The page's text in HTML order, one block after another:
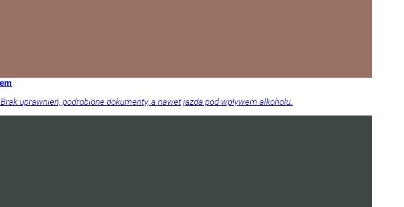
uprawnień, podrobione dokumenty, a nawet jazda pod wpływem alkoholu.